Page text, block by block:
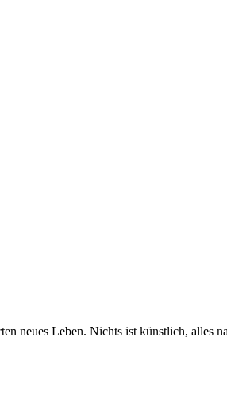
neues Leben. Nichts ist künstlich, alles